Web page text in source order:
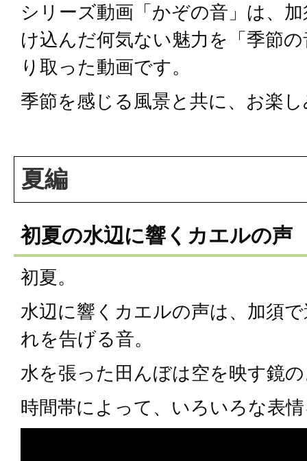
シリーズ動画「かぞの音」は、
け込んだ何気ない魅力を「季節
り取った動画です。
季節を感じる風景と共に、お楽
夏編
初夏の水辺に響くカエルの声
初夏。
水辺に響くカエルの声は、加須
れを告げる音。
水を張った田んぼは空を映す鏡
時間帯によって、いろいろな表